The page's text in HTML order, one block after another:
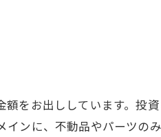
をお出ししています。投
ンに、不動品やパーツの